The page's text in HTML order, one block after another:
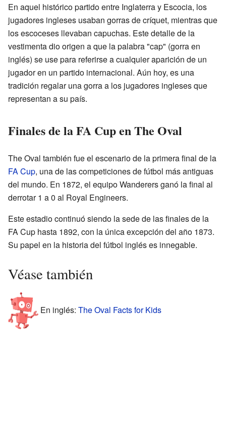
En aquel histórico partido entre Inglaterra y Escocia, los
jugadores ingleses usaban gorras de críquet, mientras que
los escoceses llevaban capuchas. Este detalle de la
vestimenta dio origen a que la palabra "cap" (gorra en
inglés) se use para referirse a cualquier aparición de un
jugador en un partido internacional. Aún hoy, es una
tradición regalar una gorra a los jugadores ingleses que
representan a su país.
Finales de la FA Cup en The Oval
The Oval también fue el escenario de la primera final de la
FA Cup, una de las competiciones de fútbol más antiguas
del mundo. En 1872, el equipo Wanderers ganó la final al
derrotar 1 a 0 al Royal Engineers.
Este estadio continuó siendo la sede de las finales de la
FA Cup hasta 1892, con la única excepción del año 1873.
Su papel en la historia del fútbol inglés es innegable.
Véase también
En inglés: The Oval Facts for Kids